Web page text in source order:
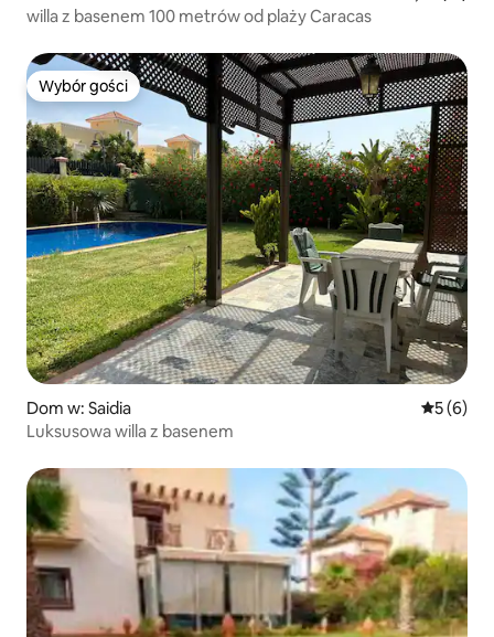
willa z basenem 100 metrów od plaży Caracas
Wybór gości
Wybór gości
Dom w: Saidia Średnia
5 (6)
Luksusowa willa z basenem